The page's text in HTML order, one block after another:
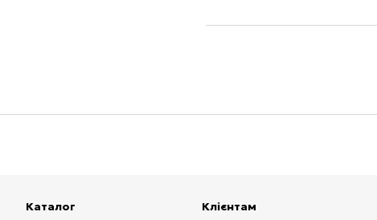
Каталог Клієнтам